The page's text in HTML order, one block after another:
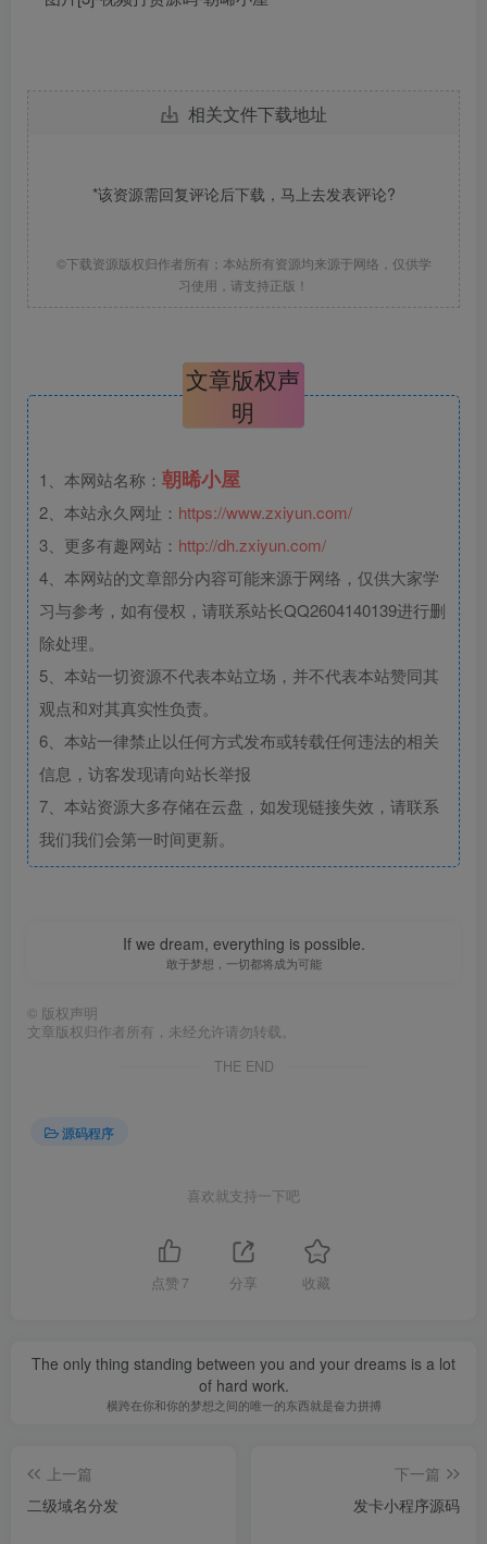
相关文件下载地址
*该资源需回复评论后下载，马上去发表评论?
©下载资源版权归作者所有；本站所有资源均来源于网络，仅供学
习使用，请支持正版！
文章版权声
明
1、本网站名称： 朝晞小屋
2、本站永久网址： https://www.zxiyun.com/
3、更多有趣网站： http://dh.zxiyun.com/
4、本网站的文章部分内容可能来源于网络，仅供大家学
习与参考，如有侵权，请联系站长QQ2604140139进行删
除处理。
5、本站一切资源不代表本站立场，并不代表本站赞同其
观点和对其真实性负责。
6、本站一律禁止以任何方式发布或转载任何违法的相关
信息，访客发现请向站长举报
7、本站资源大多存储在云盘，如发现链接失效，请联系
我们我们会第一时间更新。
If we dream, everything is possible.
敢于梦想，一切都将成为可能
© 版权声明
文章版权归作者所有，未经允许请勿转载。
THE END
源码程序
喜欢就支持一下吧
点赞 7 分享 收藏
The only thing standing between you and your dreams is a lot
of hard work.
横跨在你和你的梦想之间的唯一的东西就是奋力拼搏
上一篇
二级域名分发
下一篇
发卡小程序源码